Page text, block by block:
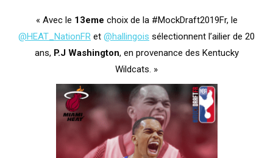
« Avec le 13eme choix de la #MockDraft2019Fr, le
@HEAT_NationFR et @hallingois sélectionnent l’ailier de 20
ans, P.J Washington, en provenance des Kentucky
Wildcats. »